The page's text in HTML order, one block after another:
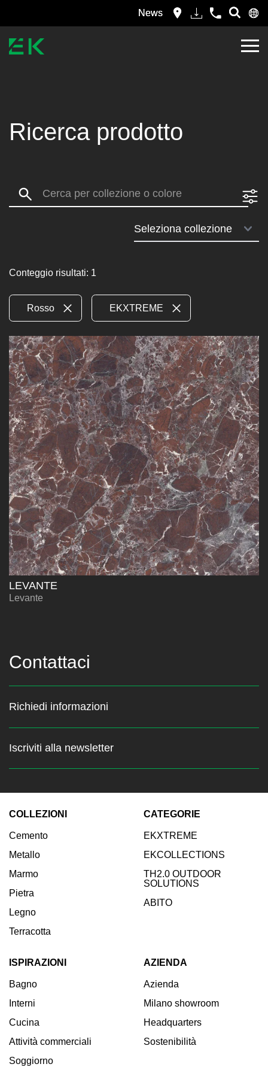
News
Ricerca prodotto
Search:
Conteggio risultati: 1
Rosso EKXTREME
LEVANTE
Levante
Contattaci
Richiedi informazioni
Iscriviti alla newsletter
Resta sempre aggiornato sulle
Inserisci la tua email:
COLLEZIONI
Cemento
Metallo
Marmo
Pietra
Legno
Terracotta
CATEGORIE
EKXTREME
EKCOLLECTIONS
TH2.0 OUTDOOR
SOLUTIONS
ABITO
ISPIRAZIONI
Bagno
Interni
Cucina
Attività commerciali
Soggiorno
AZIENDA
Azienda
Milano showroom
Headquarters
Sostenibilità